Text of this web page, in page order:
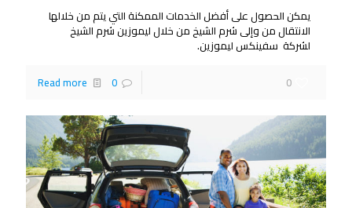
يمكن الحصول على أفضل الخدمات الممكنة التي يتم من خلالها
الانتقال من وإلى شرم الشيخ من خلال ليموزين شرم الشيخ
لشركة سفينكس ليموزين.
0
0
Read more